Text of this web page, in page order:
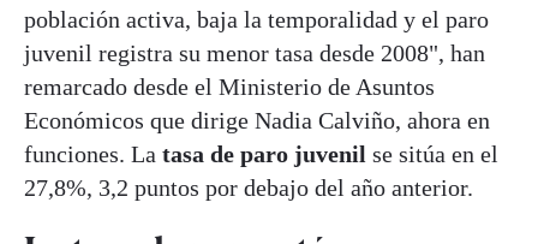
población activa, baja la temporalidad y el paro
juvenil registra su menor tasa desde 2008", han
remarcado desde el Ministerio de Asuntos
Económicos que dirige Nadia Calviño, ahora en
funciones. La tasa de paro juvenil se sitúa en el
27,8%, 3,2 puntos por debajo del año anterior.